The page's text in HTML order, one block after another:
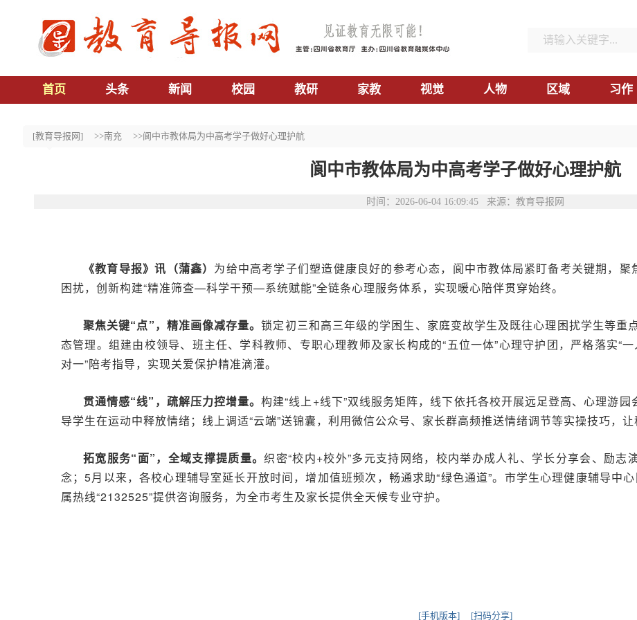
首页 头条 新闻 校园 教研 家教 视觉 人物 区域 习作
[教育导报网] >>南充 >>阆中市教体局为中高考学子做好心理护航
阆中市教体局为中高考学子做好心理护航
时间：2026-06-04 16:09:45 来源：教育导报网
《教育导报》讯（蒲鑫） 为给中高考学子们塑造健康良好的参考心态，阆中市教体局紧盯备考关键期，
困扰，创新构建“精准筛查—科学干预—系统赋能”全链条心理服务体系，实现暖心陪伴贯穿始终。
聚焦关键“点”，精准画像减存量。锁定初三和高三年级的学困生、家庭变故学生及既往心理困扰学生等重
态管理。组建由校领导、班主任、学科教师、专职心理教师及家长构成的“五位一体”心理守护团，严格落实“
对一”陪考指导，实现关爱保护精准滴灌。
贯通情感“线”，疏解压力控增量。构建“线上+线下”双线服务矩阵，线下依托各校开展远足登高、心理游
导学生在运动中释放情绪；线上调适“云端”送锦囊，利用微信公众号、家长群高频推送情绪调节等实操技巧，让
拓宽服务“面”，全域支撑提质量。织密“校内+校外”多元支持网络，校内举办成人礼、学长分享会、励
念；5月以来，各校心理辅导室延长开放时间，增加值班频次，畅通求助“绿色通道”。市学生心理健康辅导中
属热线“2132525”提供咨询服务，为全市考生及家长提供全天候专业守护。
[手机版本] [扫码分享]